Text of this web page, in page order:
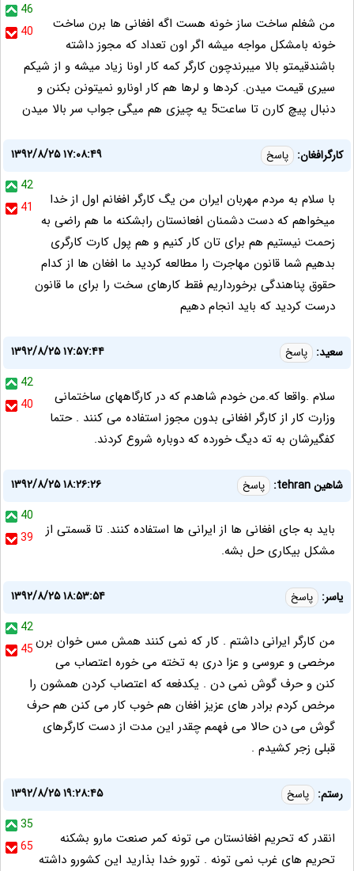
46
40
من شغلم ساخت ساز خونه هست اگه افغانی ها برن ساخت
خونه بامشکل مواجه میشه اگر اون تعداد که مجوز داشته
باشندقیمتو بالا میبرندچون کارگر کمه کار اونا زیاد میشه و از شیکم
سیری قیمت میدن. کردها و لرها هم کار اونارو نمیتونن بکنن و
دنبال پیچ کارن تا ساعت5 یه چیزی هم میگی جواب سر بالا میدن
کارگرافغان: پاسخ
۱۳۹۲/۸/۲۵ ۱۷:۰۸:۴۹
42
41
با سلام به مردم مهربان ایران من یگ کارگر افغانم اول از خدا
میخواهم که دست دشمنان افعانستان رابشکنه ما هم راضی به
زحمت نیستیم هم برای تان کار کنیم و هم پول کارت کارگری
بدهیم شما قانون مهاجرت را مطالعه کردید ما افغان ها از کدام
حقوق پناهندگی برخورداریم فقط کارهای سخت را برای ما قانون
درست کردید که باید انجام دهیم
سعید: پاسخ
۱۳۹۲/۸/۲۵ ۱۷:۵۷:۴۴
42
40
سلام .واقعا که.من خودم شاهدم که در کارگاههای ساختمانی
وزارت کار از کارگر افغانی بدون مجوز استفاده می کنند . حتما
کفگیرشان به ته دیگ خورده که دوباره شروع کردند.
شاهین tehran: پاسخ
۱۳۹۲/۸/۲۵ ۱۸:۲۶:۲۶
40
39
باید به جای افغانی ها از ایرانی ها استفاده کنند. تا قسمتی از
مشکل بیکاری حل بشه.
یاسر: پاسخ
۱۳۹۲/۸/۲۵ ۱۸:۵۳:۵۴
42
45من کارگر ایرانی داشتم . کار که نمی کنند همش مس خوان برن
مرخصی و عروسی و عزا دری به تخته می خوره اعتصاب می
کنن و حرف گوش نمی دن . یکدفعه که اعتصاب کردن همشون را
مرخص کردم برادر های عزیز افغان هم خوب کار می کنن هم حرف
گوش می دن حالا می فهمم چقدر این مدت از دست کارگرهای
قبلی زجر کشیدم .
رستم: پاسخ
۱۳۹۲/۸/۲۵ ۱۹:۲۸:۴۵
35
65
انقدر که تحریم افغانستان می تونه کمر صنعت مارو بشکنه
تحریم های غرب نمی تونه . تورو خدا بذارید این کشورو داشته